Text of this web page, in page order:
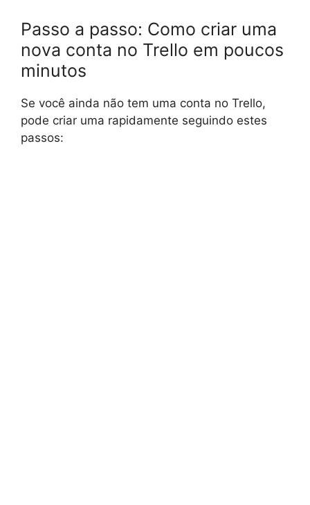
Passo a passo: Como criar uma
nova conta no Trello em poucos
minutos
Se você ainda não tem uma conta no Trello,
pode criar uma rapidamente seguindo estes
passos: